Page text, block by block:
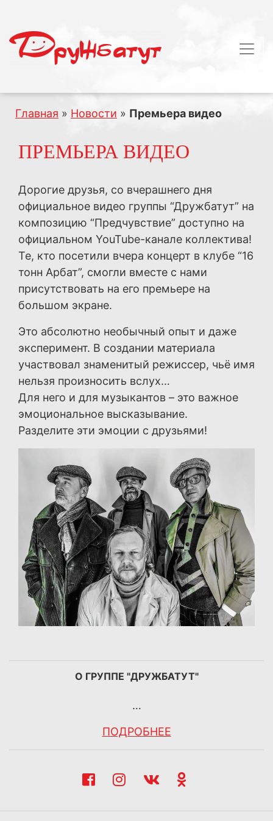
Главная » Новости » Премьера видео
ПРЕМЬЕРА ВИДЕО
Дорогие друзья, со вчерашнего дня
официальное видео группы “Дружбатут” на
композицию “Предчувствие” доступно на
официальном YouTube-канале коллектива!
Те, кто посетили вчера концерт в клубе “16
тонн Арбат”, смогли вместе с нами
присутствовать на его премьере на
большом экране.
Это абсолютно необычный опыт и даже
эксперимент. В создании материала
участвовал знаменитый режиссер, чьё имя
нельзя произносить вслух…
Для него и для музыкантов – это важное
эмоциональное высказывание.
Разделите эти эмоции с друзьями!
О ГРУППЕ "ДРУЖБАТУТ"
…
ПОДРОБНЕЕ